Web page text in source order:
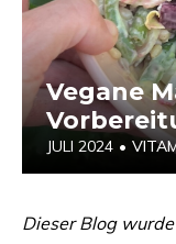
Vegane
JULI 2024 •
Dieser Blog